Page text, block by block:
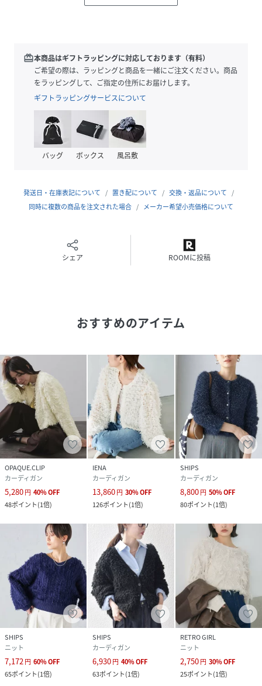
い素材です。
ループ編みのインパクトがありつつ部分的に透け感もあり、
見た目もタッチもとても軽さと清涼感があります。
盛夏も愛用して頂けるようなSUMMERFURカーデになってい
擬麻糸とは・・・綿糸を多本撚り合わせ、特殊技術で麻の様
なシャリ味が出る加工を施し、軽やかに仕上げた糸。
着丈はパンツでもスカートでも着やすいようになっていま
す。
■お問い合わせ品番：316-21-1019
透け感：オフホワイト有
-------------------------------------
※撮影環境により商品の色味が異なって見える場合がござい
ます。商品のお色味は、物撮り画像をご参考にしてくださ
※末永く愛用頂く為に、アテンションタグを必ずご確認の
上、着用又はお取り扱いください。
※画像の商品はサンプルです。
実際の商品と仕様、加工、サイズが若干異なる場合がござい
ます。
ネイビー：162cmB78W59H84着用サイズ：ONESIZE
性別タイプ レディース
原産国 中国
素材 コットン100%
サイズ ONE SIZE
品番
NK1429_316211019
316211019-05-99 NK1429
redeem本商品はギフトラッピングに対応しております（有料）
ご希望の際は、ラッピングと商品を一緒にご注文ください。商品
をラッピングして、ご指定の住所にお届けします。
ギフトラッピングサービスについて
バッグ ボックス 風呂敷
発送日・在庫表記について 置き配について
交換・返品について
同時に複数の商品を注文された場合
メーカー希望小売価格について
シェア ROOMに投稿
おすすめのアイテム
OPAQUE.CLIP
カーディガン
5,280円 40%OFF
48ポイント(1倍)
IENA
カーディガン
13,860円 30%OFF
126ポイント(1倍)
SHIPS
カーディガン
8,800円 50%OFF
80ポイント(1倍)
SHIPS
ニット
7,172円 60%OFF
65ポイント(1倍)
SHIPS
カーディガン
6,930円 40%OFF
63ポイント(1倍)
RETRO GIRL
ニット
2,750円 30%OFF
25ポイント(1倍)